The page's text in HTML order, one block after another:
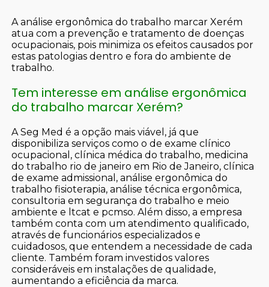
A análise ergonômica do trabalho marcar Xerém
atua com a prevenção e tratamento de doenças
ocupacionais, pois minimiza os efeitos causados por
estas patologias dentro e fora do ambiente de
trabalho.
Tem interesse em análise ergonômica
do trabalho marcar Xerém?
A Seg Med é a opção mais viável, já que
disponibiliza serviços como o de exame clínico
ocupacional, clínica médica do trabalho, medicina
do trabalho rio de janeiro em Rio de Janeiro, clínica
de exame admissional, análise ergonômica do
trabalho fisioterapia, análise técnica ergonômica,
consultoria em segurança do trabalho e meio
ambiente e ltcat e pcmso. Além disso, a empresa
também conta com um atendimento qualificado,
através de funcionários especializados e
cuidadosos, que entendem a necessidade de cada
cliente. Também foram investidos valores
consideráveis em instalações de qualidade,
aumentando a eficiência da marca.